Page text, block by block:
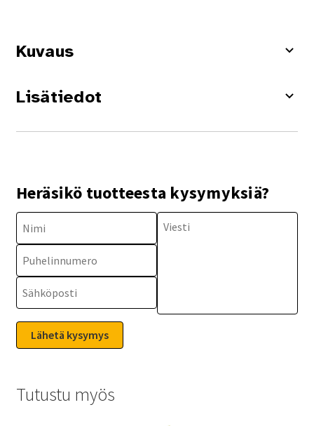
Kuvaus
Lisätiedot
Heräsikö tuotteesta kysymyksiä?
Tutustu myös